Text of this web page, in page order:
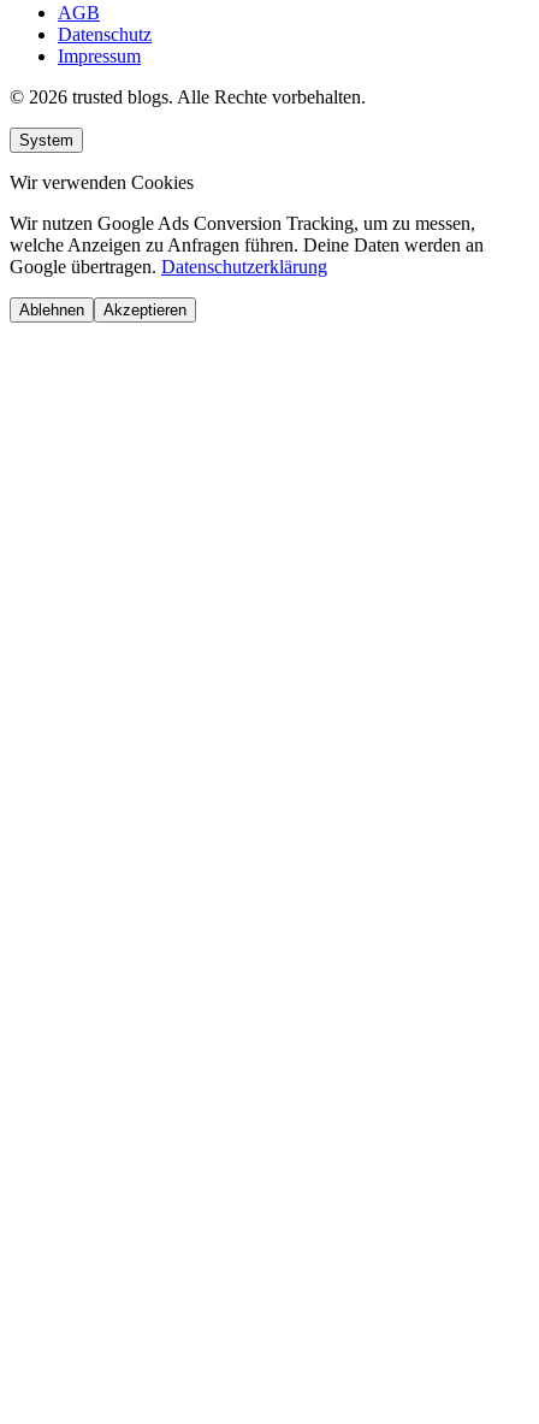
AGB
Datenschutz
Impressum
© 2026 trusted blogs. Alle Rechte vorbehalten.
System
Wir verwenden Cookies
Wir nutzen Google Ads Conversion Tracking, um zu messen,
welche Anzeigen zu Anfragen führen. Deine Daten werden an
Google übertragen. Datenschutzerklärung
Ablehnen Akzeptieren